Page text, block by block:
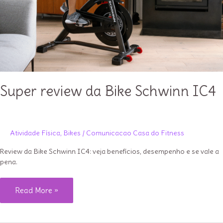
Super review da Bike Schwinn IC4
Atividade Física, Bikes / Comunicacao Casa do Fitness
Review da Bike Schwinn IC4: veja benefícios, desempenho e se vale a
pena.
Super
review
Read More »